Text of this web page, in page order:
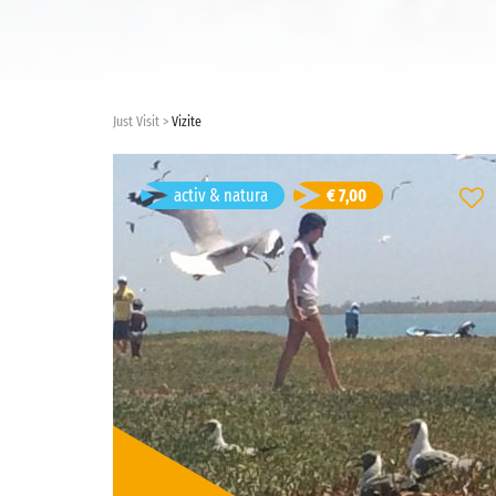
Just Visit Vizite
activ & natura € 7,00balade a pieds
Limba vizitei:
franceză
Tipul vizitei:
open
Preț: € 7,00/persoană
activ & natura